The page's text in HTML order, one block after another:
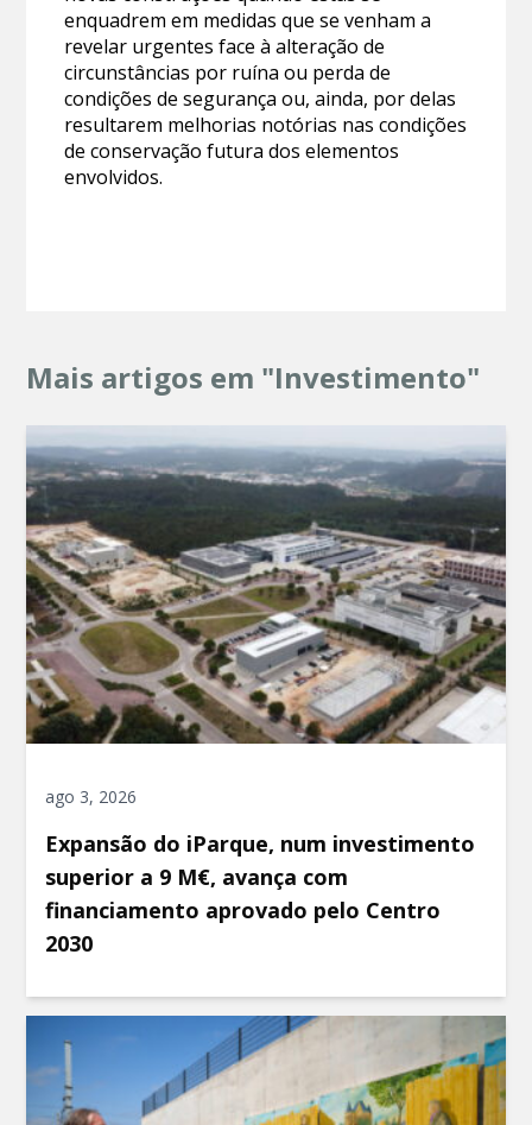
enquadrem em medidas que se venham a
revelar urgentes face à alteração de
circunstâncias por ruína ou perda de
condições de segurança ou, ainda, por delas
resultarem melhorias notórias nas condições
de conservação futura dos elementos
envolvidos.
Mais artigos em "Investimento"
ago 3, 2026
Expansão do iParque, num investimento
superior a 9 M€, avança com
financiamento aprovado pelo Centro
2030